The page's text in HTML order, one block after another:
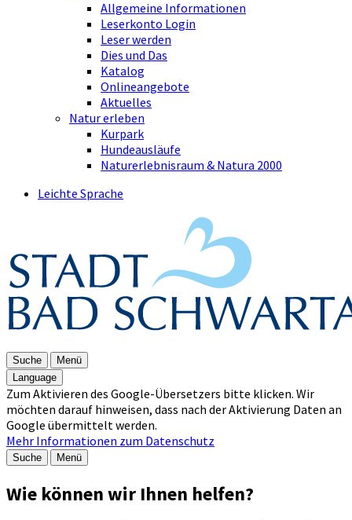
Allgemeine Informationen
Leserkonto Login
Leser werden
Dies und Das
Katalog
Onlineangebote
Aktuelles
Natur erleben
Kurpark
Hundeausläufe
Naturerlebnisraum & Natura 2000
Leichte Sprache
Suche
Menü
Language
Zum Aktivieren des Google-Übersetzers bitte klicken. Wir
möchten darauf hinweisen, dass nach der Aktivierung Daten an
Google übermittelt werden.
Mehr Informationen zum Datenschutz
Suche Menü
Wie können wir Ihnen helfen?